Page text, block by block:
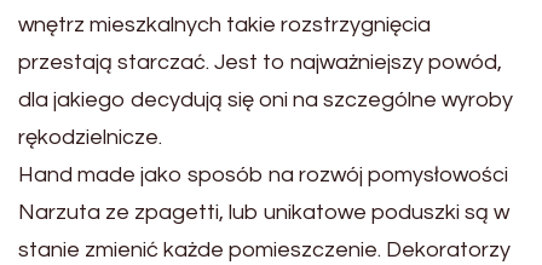
wnętrz mieszkalnych takie rozstrzygnięcia
przestają starczać. Jest to najważniejszy powód,
dla jakiego decydują się oni na szczególne wyroby
rękodzielnicze.
Hand made jako sposób na rozwój pomysłowości
Narzuta ze zpagetti, lub unikatowe poduszki są w
stanie zmienić każde pomieszczenie. Dekoratorzy